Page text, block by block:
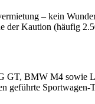
– kein
Kaution (häufig
GT, BMW M4 sowie
geführte